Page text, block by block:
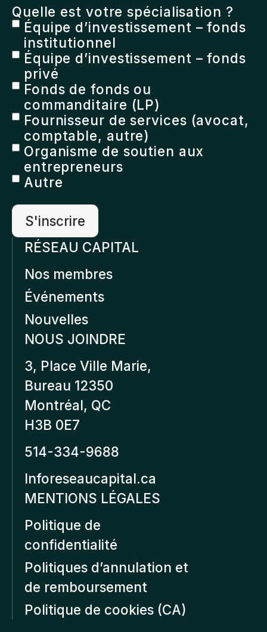
Quelle est votre spécialisation ?
Équipe d’investissement – fonds
institutionnel
Équipe d’investissement – fonds
privé
Fonds de fonds ou
commanditaire (LP)
Fournisseur de services (avocat,
comptable, autre)
Organisme de soutien aux
entrepreneurs
Autre
RÉSEAU CAPITAL
Nos membres
Événements
Nouvelles
NOUS JOINDRE
3, Place Ville Marie,
Bureau 12350
Montréal, QC
H3B 0E7
514-334-9688
Inforeseaucapital.ca
MENTIONS LÉGALES
Politique de
confidentialité
Politiques d’annulation et
de remboursement
Politique de cookies (CA)